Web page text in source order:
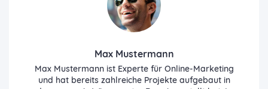
Max Mustermann
Max Mustermann ist Experte für Online-Marketing
und hat bereits zahlreiche Projekte aufgebaut in